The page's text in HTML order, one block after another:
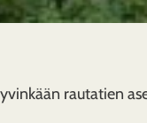
rautatien